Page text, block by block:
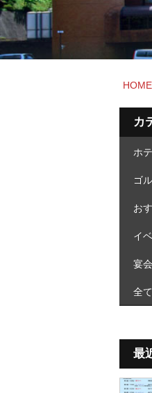
HOME
カ
ホ
ゴ
お
イ
宴
全
最